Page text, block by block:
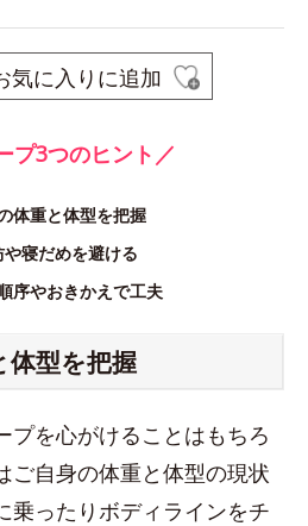
気に入りに追加
プ3つのヒント／
体重と体型を把握
や寝だめを避ける
序やおきかえで工夫
体型を把握
プを心がけることはもちろ
ご自身の体重と体型の現状
乗ったりボディラインをチ